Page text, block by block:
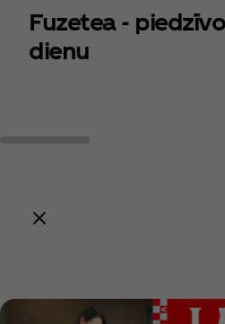
Fuzetea -
dienu